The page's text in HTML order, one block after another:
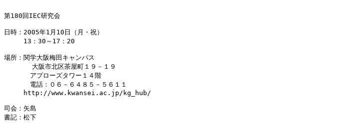
第180回IEC研究会
日時：2005年1月10日（月・祝）
13：30～17：20
場所：関学大阪梅田キャンパス
       大阪市北区茶屋町１９－１９
アプローズタワー１４階
電話：０６－６４８５－５６１１
http://www.kwansei.ac.jp/kg_hub/
司会：矢島
書記：松下